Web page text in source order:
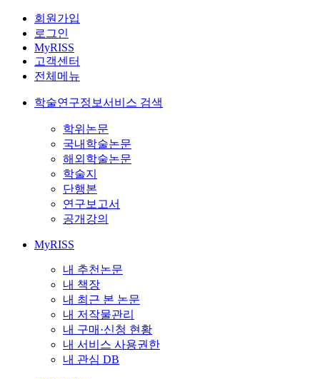
회원가입
로그인
MyRISS
고객센터
전체메뉴
학술연구정보서비스 검색
학위논문
국내학술논문
해외학술논문
학술지
단행본
연구보고서
공개강의
MyRISS
내 추천논문
내 책장
내 최근 본 논문
내 저작물관리
내 구매·신청 현황
내 서비스 사용권한
내 관심 DB